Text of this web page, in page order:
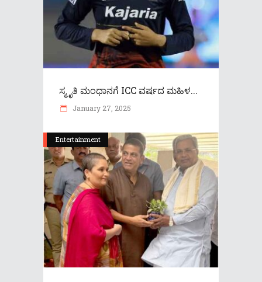
ಸ್ಮೃತಿ ಮಂಧಾನಗೆ ICC ವರ್ಷದ ಮಹಿಳ...
January 27, 2025
Entertainment